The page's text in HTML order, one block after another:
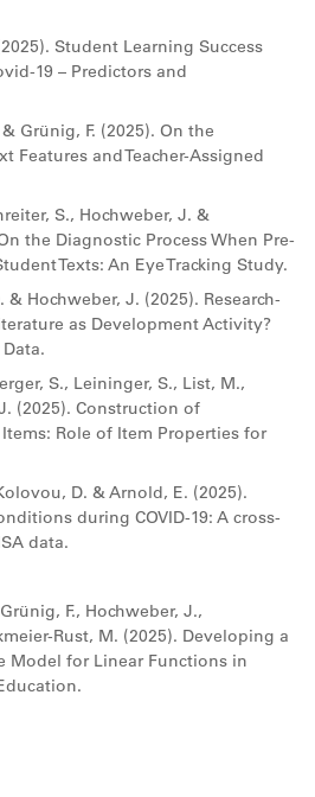
Student Learning Success
19 – Predictors and
Grünig, F. (2025). On the
Features and Teacher-Assigned
S., Hochweber, J. &
the Diagnostic Process When Pre-
Texts: An Eye Tracking Study.
& Hochweber, J. (2025). Research-
as Development Activity?
S., Leininger, S., List, M.,
(2025). Construction of
Role of Item Properties for
D. & Arnold, E. (2025).
during COVID-19: A cross-
data.
F., Hochweber, J.,
Rust, M. (2025). Developing a
Model for Linear Functions in